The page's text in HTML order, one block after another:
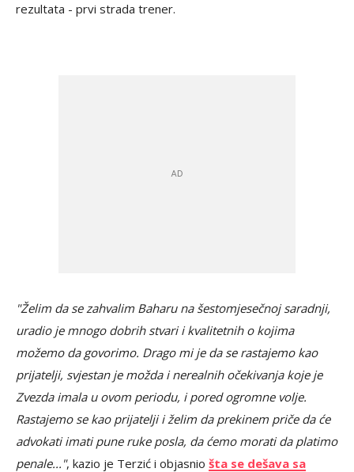
rezultata - prvi strada trener.
"Želim da se zahvalim Baharu na šestomjesečnoj saradnji,
uradio je mnogo dobrih stvari i kvalitetnih o kojima
možemo da govorimo. Drago mi je da se rastajemo kao
prijatelji, svjestan je možda i nerealnih očekivanja koje je
Zvezda imala u ovom periodu, i pored ogromne volje.
Rastajemo se kao prijatelji i želim da prekinem priče da će
advokati imati pune ruke posla, da ćemo morati da platimo
penale...", kazio je Terzić i objasnio šta se dešava sa